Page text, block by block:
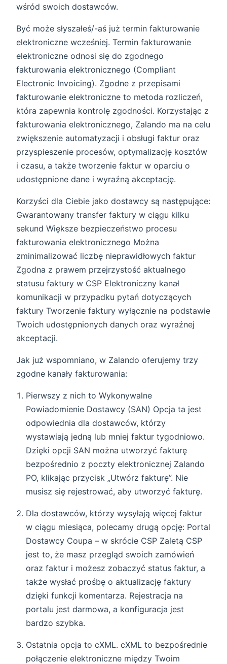
wśród swoich dostawców.
Być może słyszałeś/-aś już termin fakturowanie
elektroniczne wcześniej. Termin fakturowanie
elektroniczne odnosi się do zgodnego
fakturowania elektronicznego (Compliant
Electronic Invoicing). Zgodne z przepisami
fakturowanie elektroniczne to metoda rozliczeń,
która zapewnia kontrolę zgodności. Korzystając z
fakturowania elektronicznego, Zalando ma na celu
zwiększenie automatyzacji i obsługi faktur oraz
przyspieszenie procesów, optymalizację kosztów
i czasu, a także tworzenie faktur w oparciu o
udostępnione dane i wyraźną akceptację.
Korzyści dla Ciebie jako dostawcy są następujące:
Gwarantowany transfer faktury w ciągu kilku
sekund Większe bezpieczeństwo procesu
fakturowania elektronicznego Można
zminimalizować liczbę nieprawidłowych faktur
Zgodna z prawem przejrzystość aktualnego
statusu faktury w CSP Elektroniczny kanał
komunikacji w przypadku pytań dotyczących
faktury Tworzenie faktury wyłącznie na podstawie
Twoich udostępnionych danych oraz wyraźnej
akceptacji.
Jak już wspomniano, w Zalando oferujemy trzy
zgodne kanały fakturowania:
Pierwszy z nich to Wykonywalne
Powiadomienie Dostawcy (SAN) Opcja ta jest
odpowiednia dla dostawców, którzy
wystawiają jedną lub mniej faktur tygodniowo.
Dzięki opcji SAN można utworzyć fakturę
bezpośrednio z poczty elektronicznej Zalando
PO, klikając przycisk „Utwórz fakturę”. Nie
musisz się rejestrować, aby utworzyć fakturę.
Dla dostawców, którzy wysyłają więcej faktur
w ciągu miesiąca, polecamy drugą opcję: Portal
Dostawcy Coupa – w skrócie CSP Zaletą CSP
jest to, że masz przegląd swoich zamówień
oraz faktur i możesz zobaczyć status faktur, a
także wysłać prośbę o aktualizację faktury
dzięki funkcji komentarza. Rejestracja na
portalu jest darmowa, a konfiguracja jest
bardzo szybka.
Ostatnia opcja to cXML. cXML to bezpośrednie
połączenie elektroniczne między Twoim